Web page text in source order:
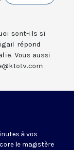
sont-ils si
répond
Vous aussi
à vos
le magistère